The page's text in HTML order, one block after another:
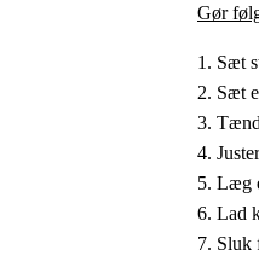
Gør
1. Sæt
2. Sæt
3.
4.
5. Læg
6. Lad
7. Sluk